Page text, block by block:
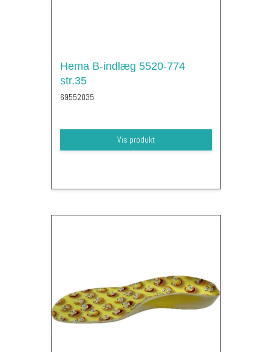
Hema B-indlæg 5520-774
str.35
69552035
Vis produkt